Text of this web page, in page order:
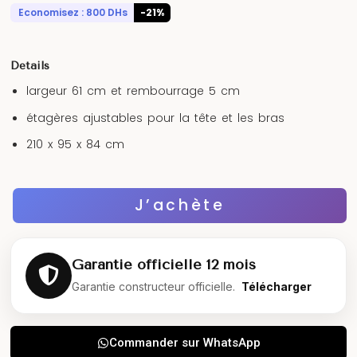
Economisez : 800 DHs -21%
Details
largeur 61 cm et rembourrage 5 cm
étagères ajustables pour la tête et les bras
210 x 95 x 84 cm
J’achète
Garantie officielle 12 mois
Garantie constructeur officielle. Télécharger
Commander sur WhatsApp